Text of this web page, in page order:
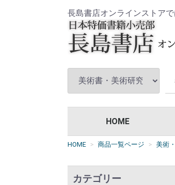
長島書店オンラインストア
HOME
HOME 商品一覧ページ 美術
カテゴリー